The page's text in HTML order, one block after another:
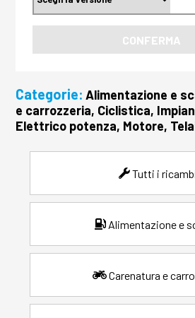
CONFERMA
Categorie: Alimentazione e
e carrozzeria, Ciclistica,
Elettrico potenza, Motore,
Tutti i
Alimentazione e
Carenatura e